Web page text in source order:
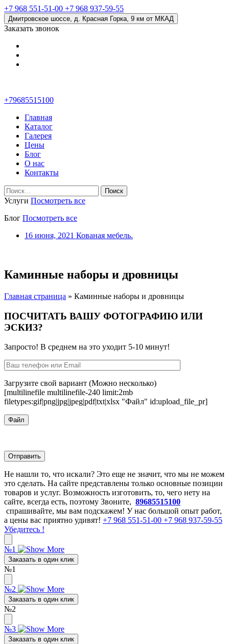
+7 968 551-51-00 +7 968 937-59-55
Дмитровское шоссе, д. Красная Горка, 9 км от МКАД
Заказать звонок
+79685515100
Главная
Каталог
Галерея
Цены
Блог
О нас
Контакты
Найти:
Услуги Посмотреть все
Блог Посмотреть все
16 июня, 2021 Кованая мебель.
Каминные наборы и дровницы
Главная страница » Каминные наборы и дровницы
ПОСЧИТАТЬ ВАШУ ФОТОГРАФИЮ ИЛИ
ЭСКИЗ?
Запросто! В среднем на это уходит 5-10 минут!
Загрузите свой вариант (Можно несколько)
[multilinefile multilinefile-240 limit:2mb
filetypes:gif|png|jpg|jpeg|pdf|txt|xlsx "Файл" id:upload_file_pr]
Не нашли то, что искали? Это еще не значит, что мы не можем
это сделать. На сайте представлены только основные позиции
товаров и услуг. Возможность изготовить, то, чего нету на
сайте, всегда есть, поэтому Звоните, 89685515100
спрашивайте, мы вам подскажем! У нас большой опыт работ,
а цены вас приятно удивят! +7 968 551-51-00 +7 968 937-59-55
Убедитесь !
№1
Заказать в один клик
№1
№2
Заказать в один клик
№2
№3
Заказать в один клик